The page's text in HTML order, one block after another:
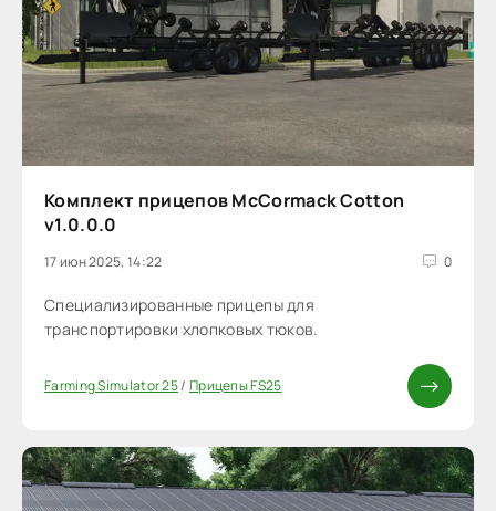
Комплект прицепов McCormack Cotton
v1.0.0.0
17 июн 2025, 14:22 0
Cпециализированные прицепы для
транспортировки хлопковых тюков.
Farming Simulator 25/ Прицепы FS25